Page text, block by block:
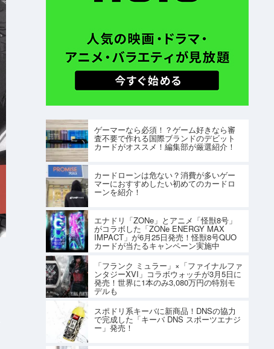
ゲーマーなら必須！？ゲーム好きなら審
査不要で作れる国際ブランドのデビット
カードがオススメ！編集部が厳選紹介！
カードローンは危ない？消費が多いゲー
マーにおすすめしたい初めてのカードロ
ーンを紹介！
エナドリ「ZONe」とアニメ「怪獣8号」
がコラボした「ZONe ENERGY MAX
IMPACT」が6月25日発売！怪獣8号QUO
カードが当たるキャンペーン実施中
「フランク ミュラー」×「ファイナルファ
ンタジーXVI」コラボウォッチが3月5日に
発売！世界に1本のみ3,080万円の特別モ
デルも
スポドリ系キーバに新商品！DNSの協力
で完成した「キーバ DNS スポーツエナジ
ー」発売！